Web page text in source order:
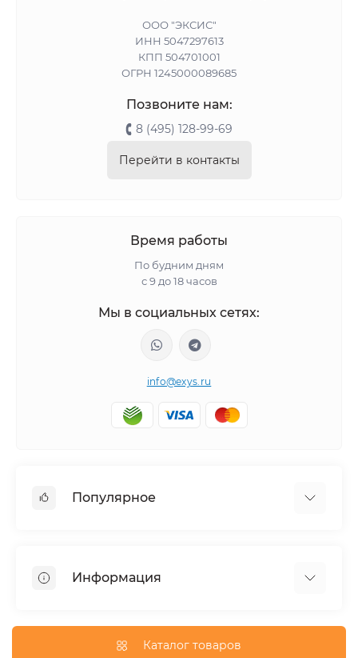
ООО "ЭКСИС"
ИНН 5047297613
КПП 504701001
ОГРН 1245000089685
Позвоните нам:
8 (495) 128-99-69
Перейти в контакты
Время работы
По будним дням
с 9 до 18 часов
Мы в социальных сетях:
info@exys.ru
Популярное
Багажники на крышу
Информация
Доставка по Санкт-Петербургу
Каталог товаров